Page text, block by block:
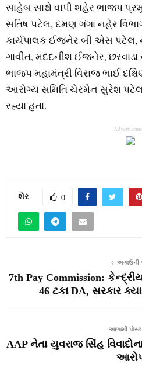
સાહેબ સાથે વાપી શહેર ભાજપ
સતિષ પટેલ, દમણ ગંગા નહેર
કાર્યપાલક ઈજનેર બી એસ
ગાવીત, મદદનીશ ઈજનેર,
ભાજપ મહામંત્રી વિરાજ ભાઈ
આરોગ્ય સમિતિ ચેરમેન સુરેશ પટેલ
રહ્યા હતા.
શેર 0
અગાઉની
7th Pay Commission:
46 ટકા DA, સરકાર
આગામી પોસ્ટ
AAP નેતા યુવરાજ સિંહ